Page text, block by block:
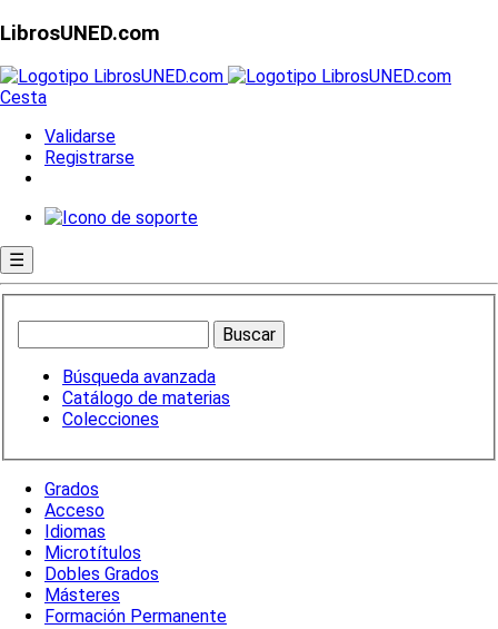
LibrosUNED.com
Cesta
Validarse
Registrarse
☰
Búsqueda avanzada
Catálogo de materias
Colecciones
Grados
Acceso
Idiomas
Microtítulos
Dobles Grados
Másteres
Formación Permanente